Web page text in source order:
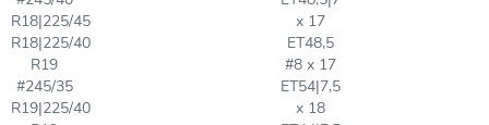
R18|225/45
R18|225/40
R19
#245/35
R19|225/40
x 17
ET48,5
#8 x 17
ET54|7,5
x 18